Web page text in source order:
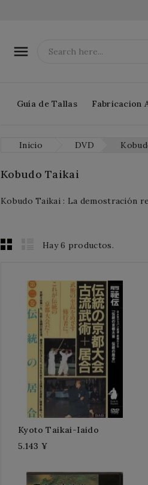

Guía de Tallas Fabricacion
Inicio DVD
Kobudo Taikai
Kobudo Taikai : La demostración
Hay 6 productos.
Kyoto Taikai-Iaido
5.143 ¥